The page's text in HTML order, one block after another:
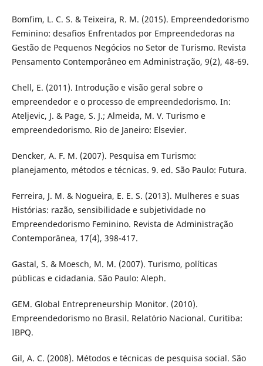
Bomfim, L. C. S. & Teixeira, R. M. (2015). Empreendedorismo
Feminino: desafios Enfrentados por Empreendedoras na
Gestão de Pequenos Negócios no Setor de Turismo. Revista
Pensamento Contemporâneo em Administração, 9(2), 48-69.
Chell, E. (2011). Introdução e visão geral sobre o
empreendedor e o processo de empreendedorismo. In:
Ateljevic, J. & Page, S. J.; Almeida, M. V. Turismo e
empreendedorismo. Rio de Janeiro: Elsevier.
Dencker, A. F. M. (2007). Pesquisa em Turismo:
planejamento, métodos e técnicas. 9. ed. São Paulo: Futura.
Ferreira, J. M. & Nogueira, E. E. S. (2013). Mulheres e suas
Histórias: razão, sensibilidade e subjetividade no
Empreendedorismo Feminino. Revista de Administração
Contemporânea, 17(4), 398-417.
Gastal, S. & Moesch, M. M. (2007). Turismo, políticas
públicas e cidadania. São Paulo: Aleph.
GEM. Global Entrepreneurship Monitor. (2010).
Empreendedorismo no Brasil. Relatório Nacional. Curitiba:
IBPQ.
Gil, A. C. (2008). Métodos e técnicas de pesquisa social. São